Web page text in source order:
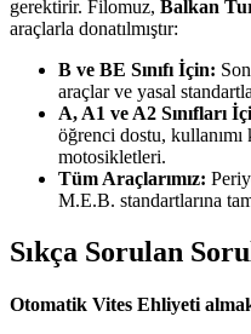
gerektirir. Filomuz, Balkan
araçlarla donatılmıştır:
B ve BE Sınıfı İçin:
araçlar ve yasal
A, A1 ve A2 Sınıfları
öğrenci dostu,
motosikletleri.
Tüm Araçlarımız:
M.E.B. standartlarına
Sıkça Sorulan
Otomatik Vites Ehliyeti